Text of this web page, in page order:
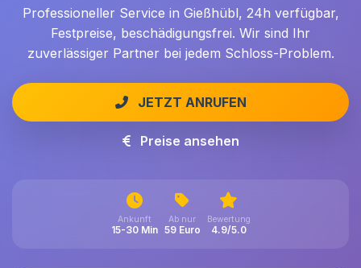
Professioneller Service in Gießhübl, 24h verfügbar,
Festpreise, beschädigungsfrei. Wir sind Ihr
zuverlässiger Partner bei jedem Schloss-Problem.
JETZT ANRUFEN
Preise ansehen
Ankunft
15-30 Min
Ab nur
59 Euro
Bewertung
4.9/5.0